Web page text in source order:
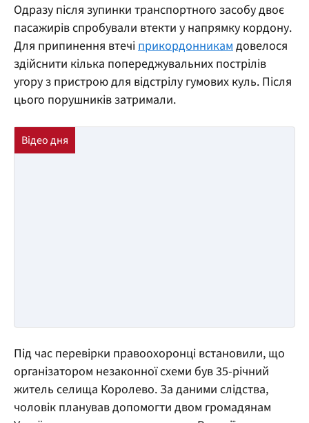
Одразу після зупинки транспортного засобу двоє
пасажирів спробували втекти у напрямку кордону.
Для припинення втечі прикордонникам довелося
здійснити кілька попереджувальних пострілів
угору з пристрою для відстрілу гумових куль. Після
цього порушників затримали.
Під час перевірки правоохоронці встановили, що
організатором незаконної схеми був 35-річний
житель селища Королево. За даними слідства,
чоловік планував допомогти двом громадянам